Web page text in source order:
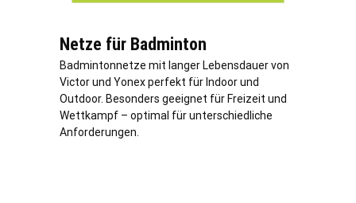
Netze für Badminton
Badmintonnetze mit langer Lebensdauer von
Victor und Yonex perfekt für Indoor und
Outdoor. Besonders geeignet für Freizeit und
Wettkampf – optimal für unterschiedliche
Anforderungen.